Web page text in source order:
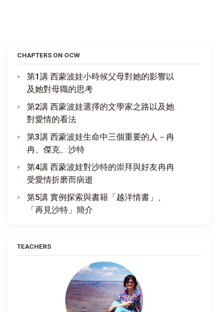
CHAPTERS ON OCW
第1講 西蒙波娃小時候父母對她的影響以
及她對母職的思考
第2講 西蒙波娃選擇的文學家之路以及她
對愛情的看法
第3講 西蒙波娃生命中三個重要的人－冉
冉、傑克、沙特
第4講 西蒙波娃對沙特的崇拜與好友冉冉
受愛情折磨而病逝
第5講 實例探索與書籍「越洋情書」、
「再見沙特」簡介
TEACHERS